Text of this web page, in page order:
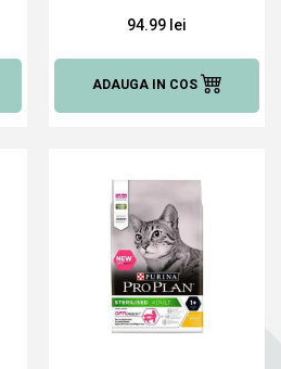
PISICI
94.99 lei
ADAUGA IN COS